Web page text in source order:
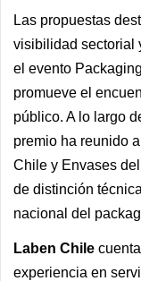
Las propuestas
visibilidad sectorial
el evento
promueve el
público. A lo largo
premio ha reunido
Chile y Envases
de distinción
nacional del
Laben Chile
experiencia en